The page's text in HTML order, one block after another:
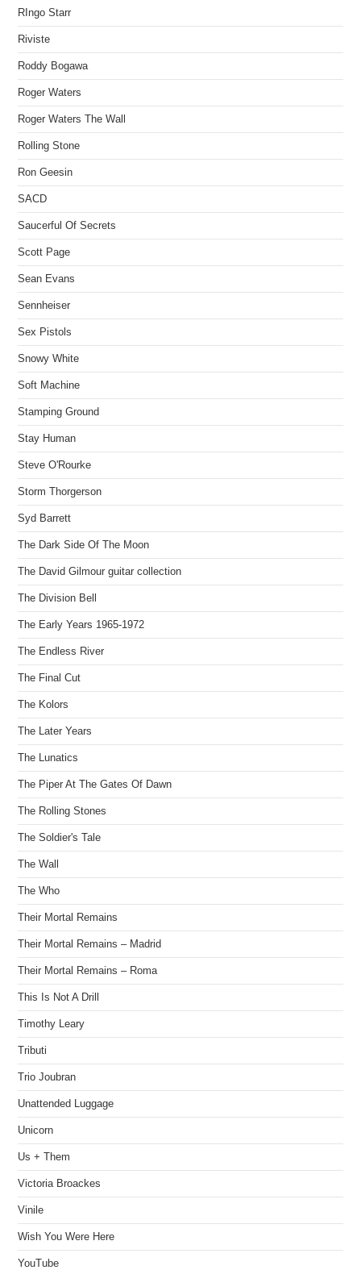
RIngo Starr
Riviste
Roddy Bogawa
Roger Waters
Roger Waters The Wall
Rolling Stone
Ron Geesin
SACD
Saucerful Of Secrets
Scott Page
Sean Evans
Sennheiser
Sex Pistols
Snowy White
Soft Machine
Stamping Ground
Stay Human
Steve O'Rourke
Storm Thorgerson
Syd Barrett
The Dark Side Of The Moon
The David Gilmour guitar collection
The Division Bell
The Early Years 1965-1972
The Endless River
The Final Cut
The Kolors
The Later Years
The Lunatics
The Piper At The Gates Of Dawn
The Rolling Stones
The Soldier's Tale
The Wall
The Who
Their Mortal Remains
Their Mortal Remains – Madrid
Their Mortal Remains – Roma
This Is Not A Drill
Timothy Leary
Tributi
Trio Joubran
Unattended Luggage
Unicorn
Us + Them
Victoria Broackes
Vinile
Wish You Were Here
YouTube